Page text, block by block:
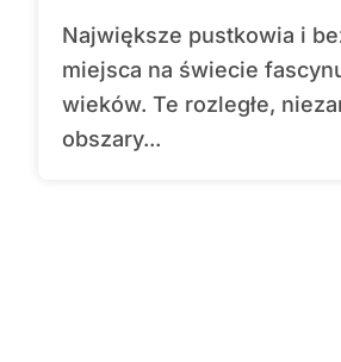
Największe pustkowia i bezludne
miejsca na świecie
wieków. Te rozległe,
obszary...